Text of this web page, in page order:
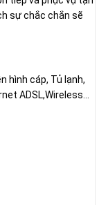
sự chắc chắn sẽ
hình cáp, Tủ lạnh,
ADSL,Wireless...